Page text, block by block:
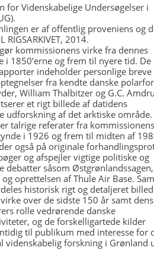
for Videnskabelige Undersøgelser i
er af offentlig proveniens og
RIGSARKIVET, 2014.
kommissionens virke fra dennes
i 1850’erne og frem til nyere tid.
indeholder personlige breve
fra kendte danske
William Thalbitzer og G.C.
et rigt billede af datidens
udforskning af det arktiske område.
talrige referater fra
i 1926 og frem til midten af
også på originale
og afspejler vigtige politiske og
debatter såsom
oprettelsen af Thule Air Base.
historisk rigt og detaljeret
over de sidste 150 år samt dens
rolle vedrørende danske
og de forskelligartede kilder
til publikum med interesse for
videnskabelig forskning i Grønland